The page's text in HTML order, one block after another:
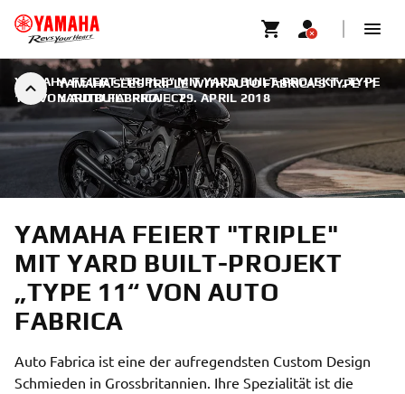
YAMAHA SEES TRIPLE WITH AUTO FABRICA’S TYPE 11
YARD BUILT PROJECT
YAMAHA FEIERT "TRIPLE" MIT YARD BUILT-PROJEKT „TYPE
11“ VON AUTO FABRICA | 29. APRIL 2018
YAMAHA FEIERT "TRIPLE"
MIT YARD BUILT-PROJEKT
„TYPE 11“ VON AUTO
FABRICA
Auto Fabrica ist eine der aufregendsten Custom Design
Schmieden in Grossbritannien. Ihre Spezialität ist die